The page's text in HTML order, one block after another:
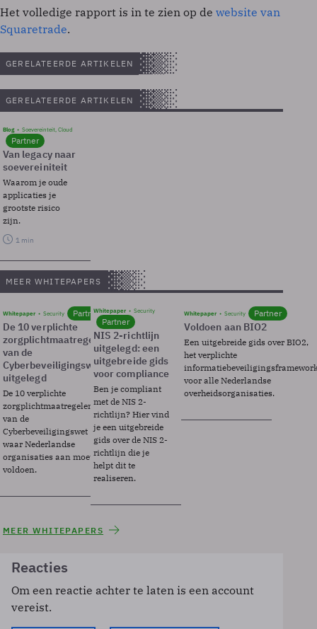
Het volledige rapport is in te zien op de website van
Squaretrade.
GERELATEERDE ARTIKELEN
GERELATEERDE ARTIKELEN
Blog Soevereinteit, Cloud
Partner
Van legacy naar
soevereiniteit
Waarom je oude
applicaties je
grootste risico
zijn.
1 min
MEER WHITEPAPERS
Whitepaper Security Partner
De 10 verplichte
zorgplichtmaatregelen
van de
Cyberbeveiligingswet
uitgelegd
De 10 verplichte
zorgplichtmaatregelen
van de
Cyberbeveiligingswet
waar Nederlandse
organisaties aan moeten
voldoen.
Whitepaper Security
Partner
NIS 2-richtlijn
uitgelegd: een
uitgebreide gids
voor compliance
Ben je compliant
met de NIS 2-
richtlijn? Hier vind
je een uitgebreide
gids over de NIS 2-
richtlijn die je
helpt dit te
realiseren.
Whitepaper Security Partner
Voldoen aan BIO2
Een uitgebreide gids over BIO2,
het verplichte
voor alle Nederlandse
overheidsorganisaties.
MEER WHITEPAPERS
Reacties
Om een reactie achter te laten is een account
vereist.